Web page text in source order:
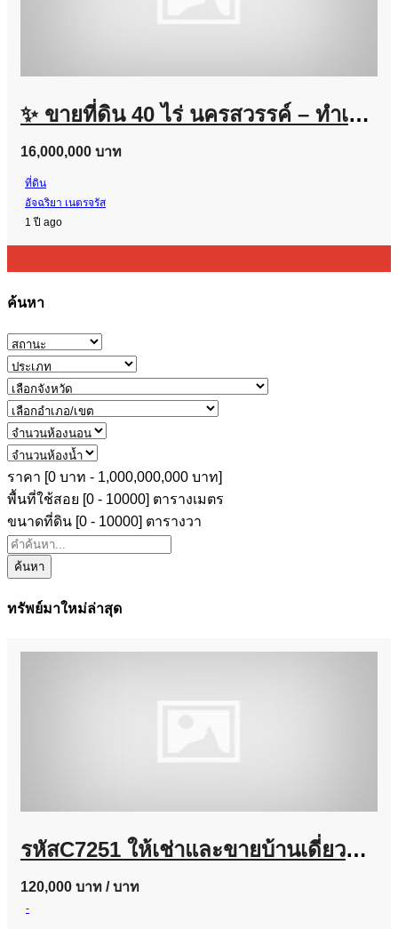
✨ ขายที่ดิน 40 ไร่ นครสวรรค์ – ทำเลศักยภาพสูง เหมาะสำหรับการลงทุน ✨
16,000,000 บาท
ที่ดิน
อัจฉริยา เนตรจรัส
1 ปี ago
ค้นหา
ราคา [0 บาท - 1,000,000,000 บาท]
พื้นที่ใช้สอย [0 - 10000] ตารางเมตร
ขนาดที่ดิน [0 - 10000] ตารางวา
ค้นหา
ทรัพย์มาใหม่ล่าสุด
รหัสC7251 ให้เช่าและขายบ้านเดี่ยวหมู่บ้านแกรนดิโอ ลาดพร้าว-เกษตรนวมินทร์ บ้านตกแต่งสวยพร้อมอยู่
120,000 บาท / บาท
-